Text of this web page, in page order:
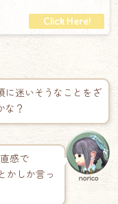
に迷いそうなことをざ
な？
感で
かしか言っ
norico